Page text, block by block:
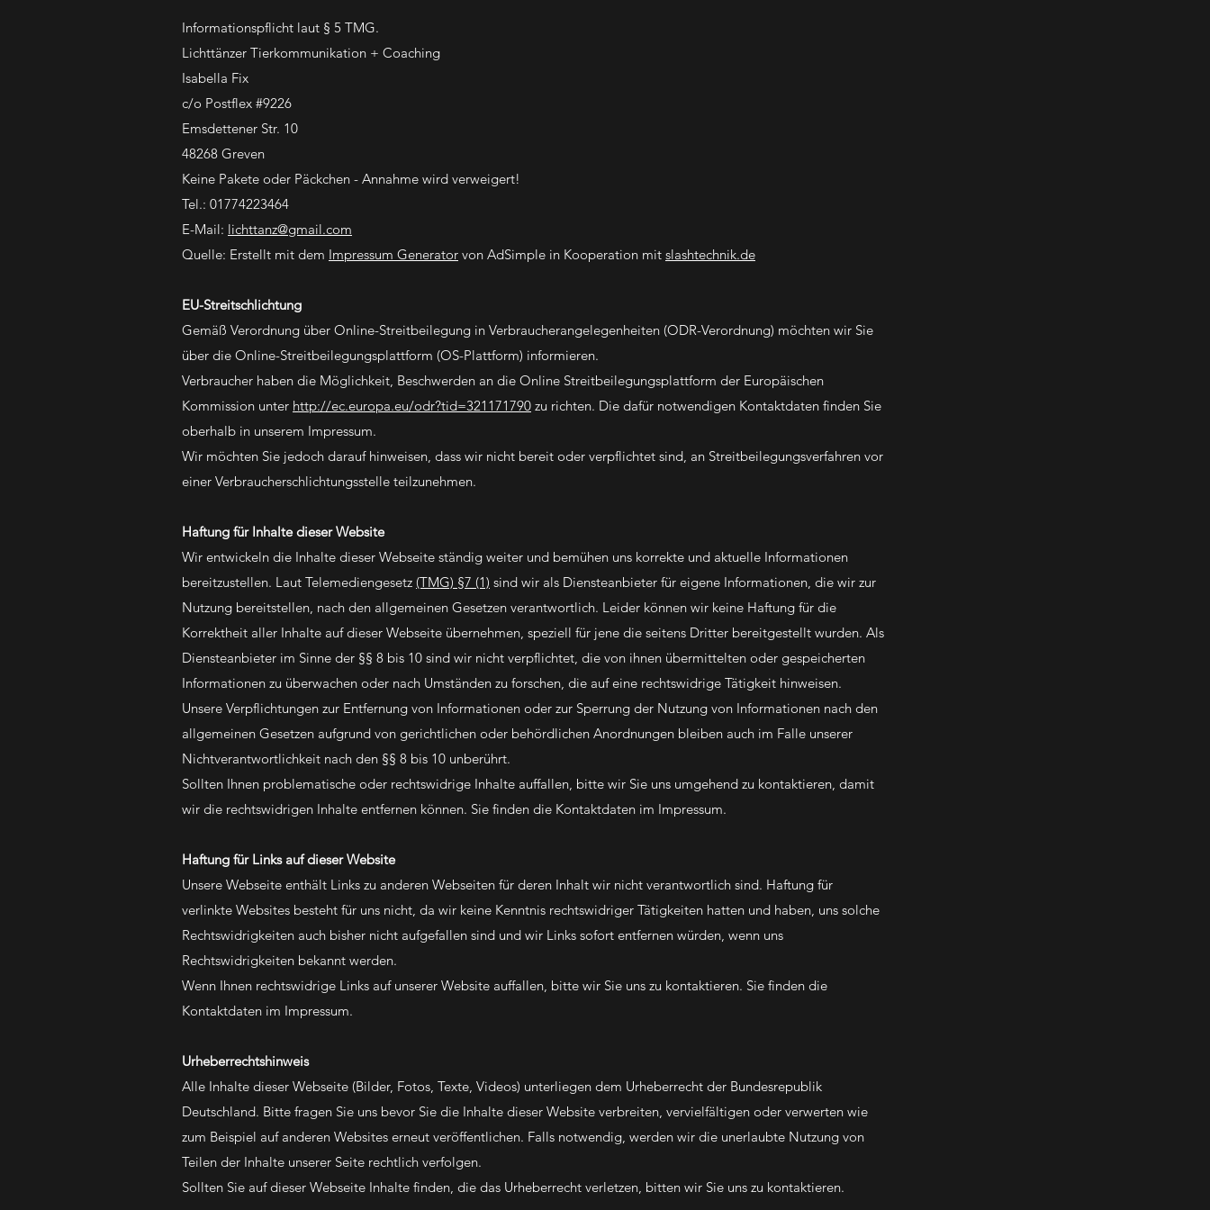
Informationspflicht laut § 5 TMG.
Lichttänzer Tierkommunikation + Coaching
Isabella Fix
c/o Postflex #9226
Emsdettener Str. 10
48268 Greven
Keine Pakete oder Päckchen - Annahme wird verweigert!
Tel.: 01774223464
E-Mail: lichttanz@gmail.com
Quelle: Erstellt mit dem Impressum Generator von AdSimple in Kooperation mit slashtechnik.de
EU-Streitschlichtung
Gemäß Verordnung über Online-Streitbeilegung in Verbraucherangelegenheiten (ODR-Verordnung) möchten wir Sie
über die Online-Streitbeilegungsplattform (OS-Plattform) informieren.
Verbraucher haben die Möglichkeit, Beschwerden an die Online Streitbeilegungsplattform der Europäischen
Kommission unter http://ec.europa.eu/odr?tid=321171790 zu richten. Die dafür notwendigen Kontaktdaten finden Sie
oberhalb in unserem Impressum.
Wir möchten Sie jedoch darauf hinweisen, dass wir nicht bereit oder verpflichtet sind, an Streitbeilegungsverfahren vor
einer Verbraucherschlichtungsstelle teilzunehmen.
Haftung für Inhalte dieser Website
Wir entwickeln die Inhalte dieser Webseite ständig weiter und bemühen uns korrekte und aktuelle Informationen
bereitzustellen. Laut Telemediengesetz (TMG) §7 (1) sind wir als Diensteanbieter für eigene Informationen, die wir zur
Nutzung bereitstellen, nach den allgemeinen Gesetzen verantwortlich. Leider können wir keine Haftung für die
Korrektheit aller Inhalte auf dieser Webseite übernehmen, speziell für jene die seitens Dritter bereitgestellt wurden. Als
Diensteanbieter im Sinne der §§ 8 bis 10 sind wir nicht verpflichtet, die von ihnen übermittelten oder gespeicherten
Informationen zu überwachen oder nach Umständen zu forschen, die auf eine rechtswidrige Tätigkeit hinweisen.
Unsere Verpflichtungen zur Entfernung von Informationen oder zur Sperrung der Nutzung von Informationen nach den
allgemeinen Gesetzen aufgrund von gerichtlichen oder behördlichen Anordnungen bleiben auch im Falle unserer
Nichtverantwortlichkeit nach den §§ 8 bis 10 unberührt.
Sollten Ihnen problematische oder rechtswidrige Inhalte auffallen, bitte wir Sie uns umgehend zu kontaktieren, damit
wir die rechtswidrigen Inhalte entfernen können. Sie finden die Kontaktdaten im Impressum.
Haftung für Links auf dieser Website
Unsere Webseite enthält Links zu anderen Webseiten für deren Inhalt wir nicht verantwortlich sind. Haftung für
verlinkte Websites besteht für uns nicht, da wir keine Kenntnis rechtswidriger Tätigkeiten hatten und haben, uns solche
Rechtswidrigkeiten auch bisher nicht aufgefallen sind und wir Links sofort entfernen würden, wenn uns
Rechtswidrigkeiten bekannt werden.
Wenn Ihnen rechtswidrige Links auf unserer Website auffallen, bitte wir Sie uns zu kontaktieren. Sie finden die
Kontaktdaten im Impressum.
Urheberrechtshinweis
Alle Inhalte dieser Webseite (Bilder, Fotos, Texte, Videos) unterliegen dem Urheberrecht der Bundesrepublik
Deutschland. Bitte fragen Sie uns bevor Sie die Inhalte dieser Website verbreiten, vervielfältigen oder verwerten wie
zum Beispiel auf anderen Websites erneut veröffentlichen. Falls notwendig, werden wir die unerlaubte Nutzung von
Teilen der Inhalte unserer Seite rechtlich verfolgen.
Sollten Sie auf dieser Webseite Inhalte finden, die das Urheberrecht verletzen, bitten wir Sie uns zu kontaktieren.